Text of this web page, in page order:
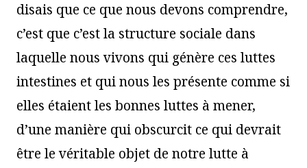
disais que ce que nous devons comprendre,
c’est que c’est la structure sociale dans
laquelle nous vivons qui génère ces luttes
intestines et qui nous les présente comme si
elles étaient les bonnes luttes à mener,
d’une manière qui obscurcit ce qui devrait
être le véritable objet de notre lutte à